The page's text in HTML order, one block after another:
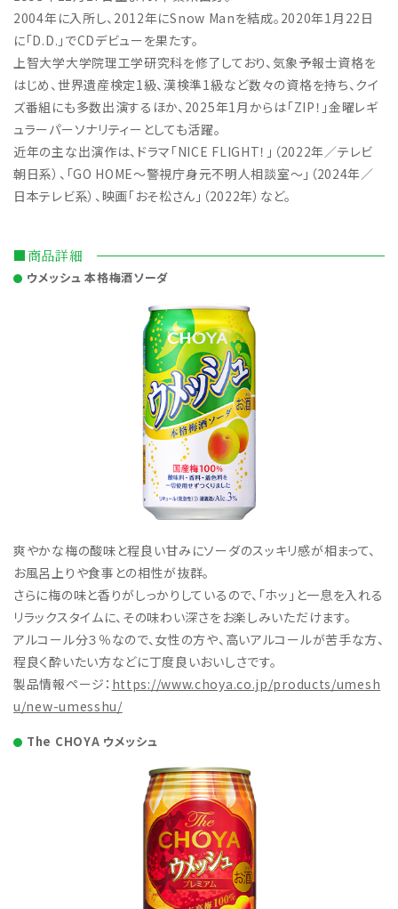
2004年に入所し、2012年にSnow Manを結成。2020年1月22日
に「D.D.」でCDデビューを果たす。
上智大学大学院理工学研究科を修了しており、気象予報士資格を
はじめ、世界遺産検定1級、漢検準1級など数々の資格を持ち、クイ
ズ番組にも多数出演するほか、2025年1月からは「ZIP！」金曜レギ
ュラーパーソナリティーとしても活躍。
近年の主な出演作は、ドラマ「NICE FLIGHT！」（2022年／テレビ
朝日系）、「GO HOME～警視庁身元不明人相談室～」（2024年／
日本テレビ系）、映画「おそ松さん」（2022年）など。
■商品詳細
ウメッシュ 本格梅酒ソーダ
爽やかな梅の酸味と程良い甘みにソーダのスッキリ感が相まって、
お風呂上りや食事との相性が抜群。
さらに梅の味と香りがしっかりしているので、「ホッ」と一息を入れる
リラックスタイムに、その味わい深さをお楽しみいただけます。
アルコール分３％なので、女性の方や、高いアルコールが苦手な方、
程良く酔いたい方などに丁度良いおいしさです。
製品情報ページ： https://www.choya.co.jp/products/umesh
u/new-umesshu/
The CHOYA ウメッシュ